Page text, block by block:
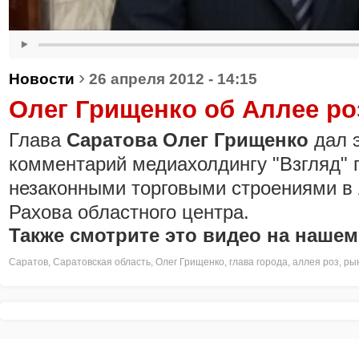
Новости › 26 апреля 2012 - 14:15
Олег Грищенко об Аллее
Глава Саратова Олег Грищенко дал
комментарий медиахолдингу "Взгляд"
незаконными торговыми строениями
Рахова областного центра.
Также смотрите это видео на
Саратов, Саратовская область, Олег Грищенко, глава города, аллея роз,